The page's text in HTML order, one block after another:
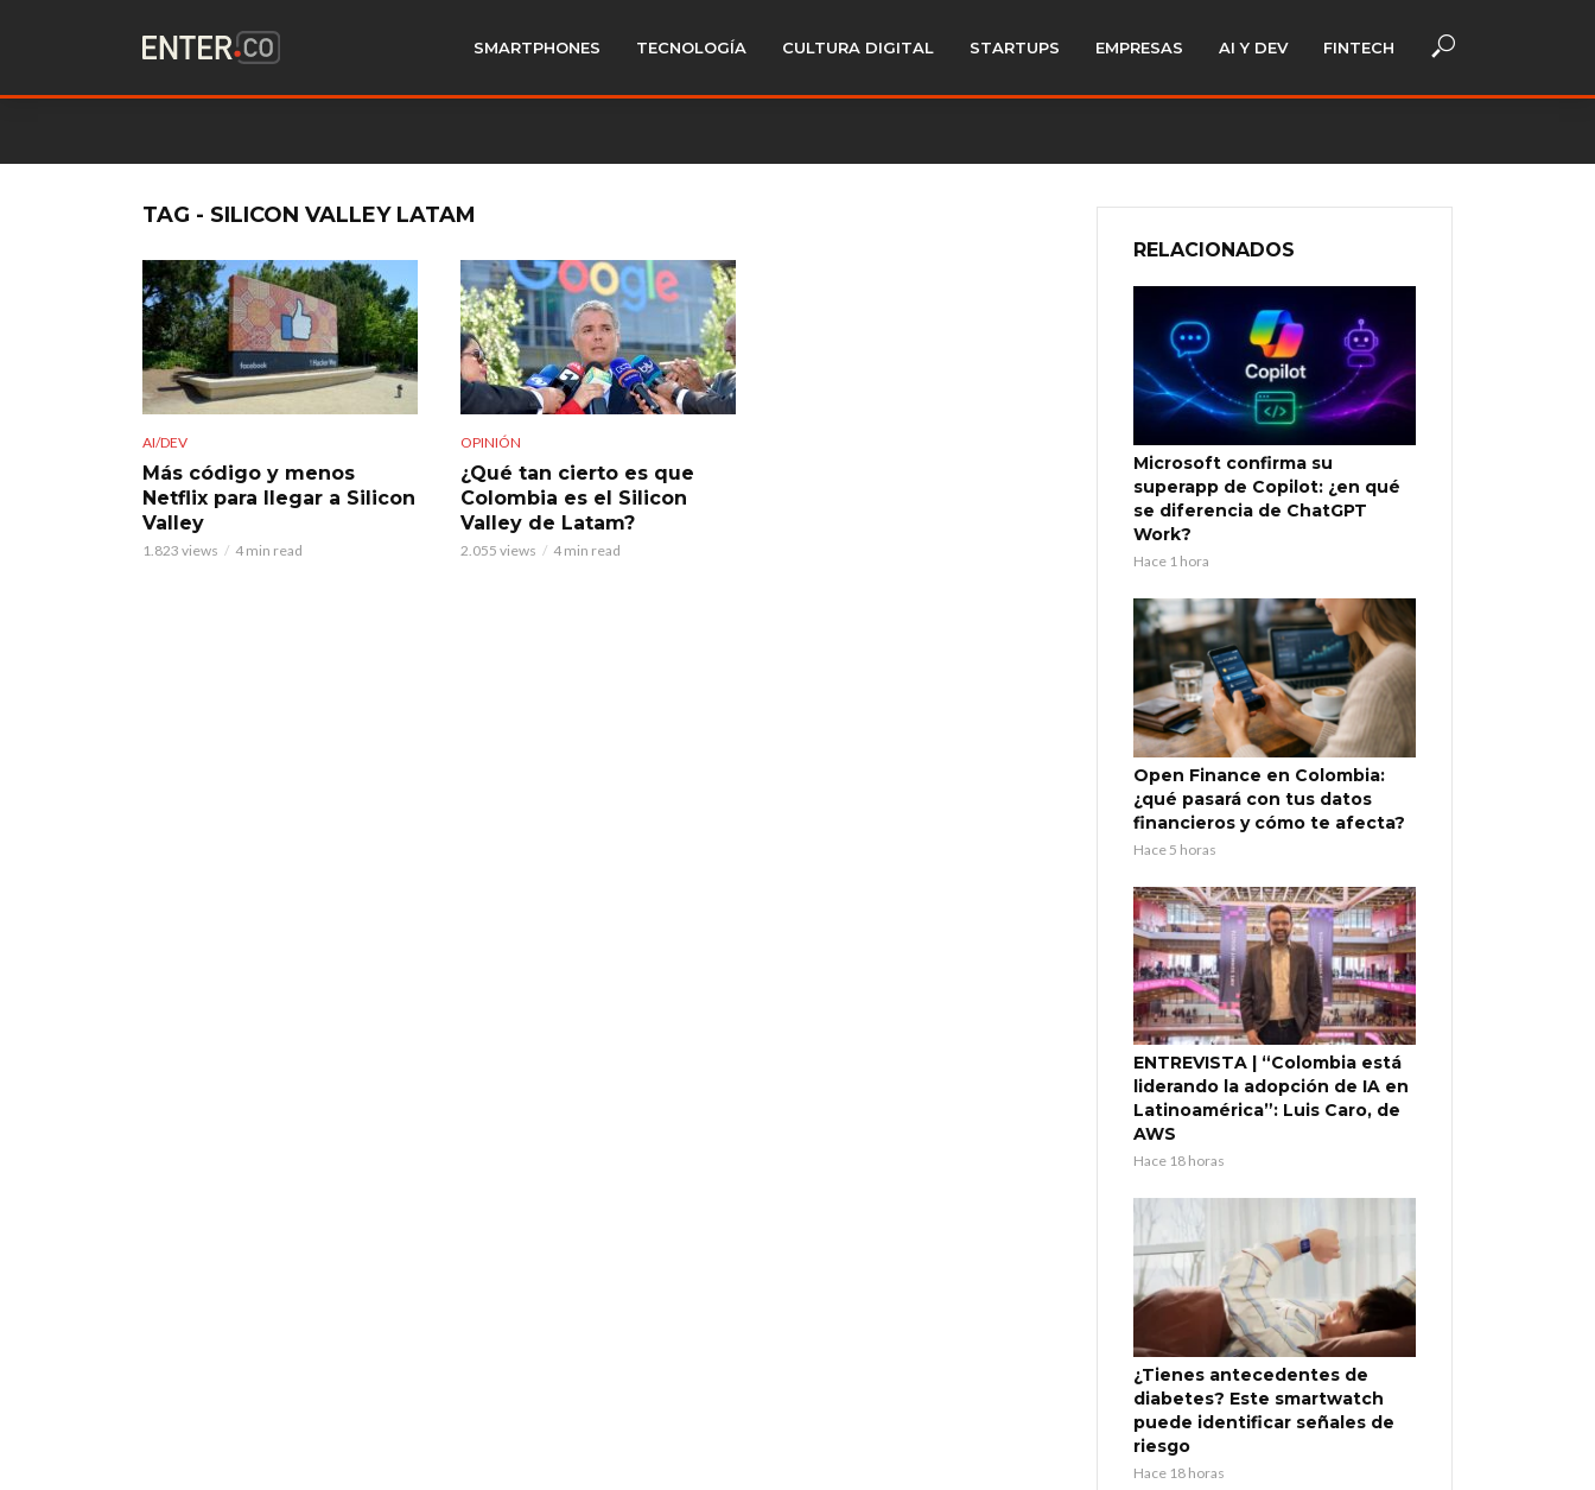
SMARTPHONES TECNOLOGÍA CULTURA DIGITAL STARTUPS EMPRESAS AI Y DEV FINTECH
TAG - SILICON VALLEY LATAM
AI/DEV
Más código y menos
Netflix para llegar a Silicon
Valley
1.823 views 4 min read
OPINIÓN
¿Qué tan cierto es que
Colombia es el Silicon
Valley de Latam?
2.055 views 4 min read
RELACIONADOS
Microsoft confirma su
superapp de Copilot: ¿en qué
se diferencia de ChatGPT
Work?
Hace 1 hora
Open Finance en Colombia:
¿qué pasará con tus datos
financieros y cómo te afecta?
Hace 5 horas
ENTREVISTA | “Colombia está
liderando la adopción de IA en
Latinoamérica”: Luis Caro, de
AWS
Hace 18 horas
¿Tienes antecedentes de
diabetes? Este smartwatch
puede identificar señales de
riesgo
Hace 18 horas